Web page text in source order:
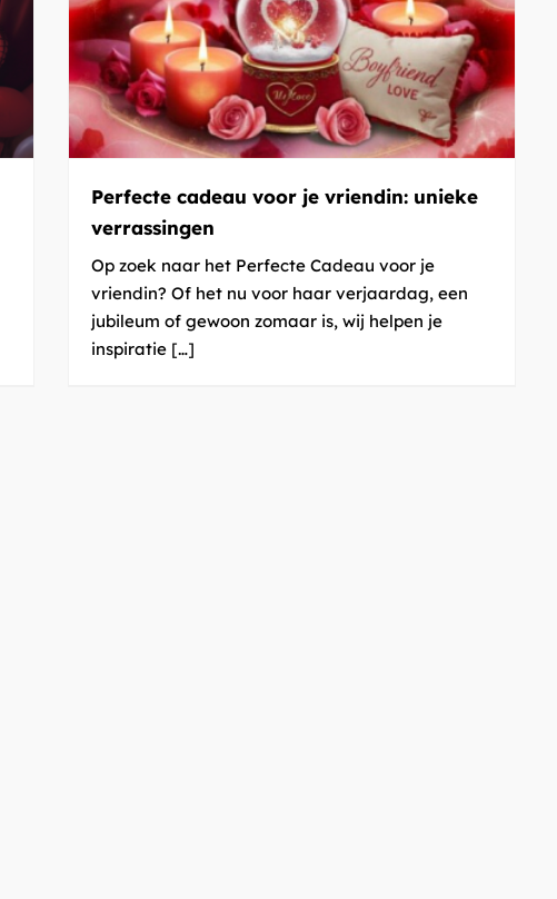
Perfecte cadeau voor je vriendin: unieke
verrassingen
Op zoek naar het Perfecte Cadeau voor je
vriendin? Of het nu voor haar verjaardag, een
jubileum of gewoon zomaar is, wij helpen je
inspiratie […]